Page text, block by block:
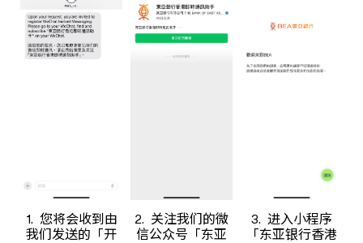
1. 您将会收到由
我们发送的「开
2. 关注我们的微
信公众号「东亚
3. 进入小程序
「东亚银行香港